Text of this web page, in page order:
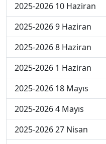
2025-2026 10 Haziran
2025-2026 9 Haziran
2025-2026 8 Haziran
2025-2026 1 Haziran
2025-2026 18 Mayıs
2025-2026 4 Mayıs
2025-2026 27 Nisan